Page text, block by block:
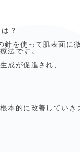
？
針を使って肌表面に
法です。
成が促進され、
本的に改善していき